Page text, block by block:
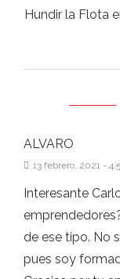
Hundir la Flota
ALVARO
13 febrero, 2021 -
Interesante
de ese tipo. No
pues soy